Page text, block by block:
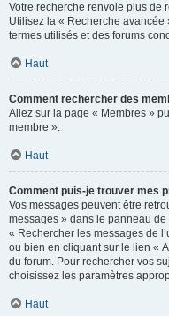
Votre recherche renvoie plus de
Utilisez la « Recherche
termes utilisés et des forums
Haut
Comment rechercher des
Allez sur la page « Membres »
membre ».
Haut
Comment puis-je trouver mes
Vos messages peuvent être
messages » dans le panneau
« Rechercher les messages de
ou bien en cliquant sur le lien «
du forum. Pour rechercher vos
choisissez les paramètres
Haut